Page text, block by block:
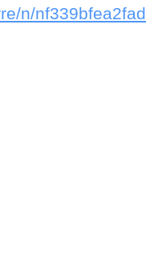
n/nf339bfea2fad